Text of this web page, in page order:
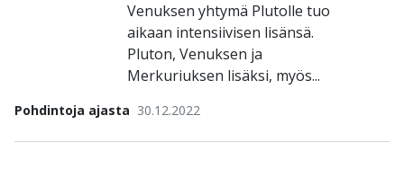
Pohdintoja ajasta 30.12.2022
Venuksen yhtymä Plutolle tuo
aikaan intensiivisen lisänsä.
Pluton, Venuksen ja
Merkuriuksen lisäksi, myös...